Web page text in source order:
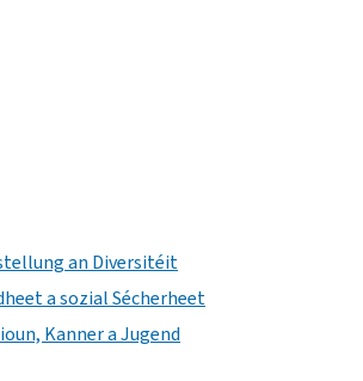
an Diversitéit
a sozial Sécherheet
Kanner a Jugend